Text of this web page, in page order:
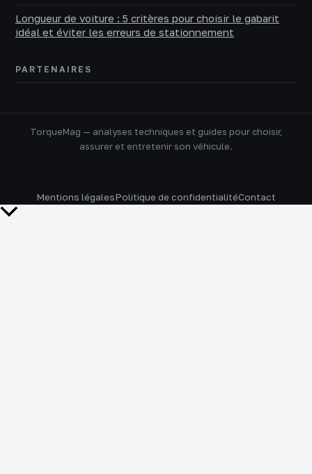
Longueur de voiture : 5 critères pour choisir le gabarit
idéal et éviter les erreurs de stationnement
PARTENAIRES
TorqueMag — analyses techniques et guides pour choisir,
assurer et entretenir son véhicule.
Mentions légalesPolitique de confidentialitéContact